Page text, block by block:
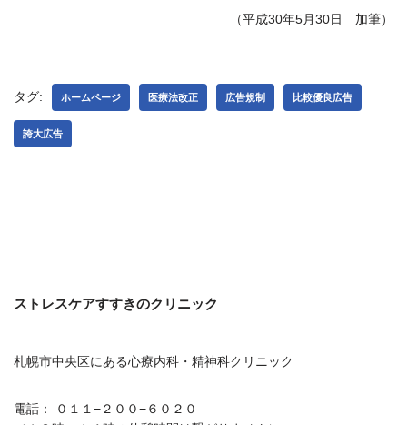
（平成30年5月30日 加筆）
タグ: ホームページ 医療法改正 広告規制 比較優良広告
誇大広告
ストレスケアすすきのクリニック
札幌市中央区にある心療内科・精神科クリニック
電話： ０１１−２００−６０２０